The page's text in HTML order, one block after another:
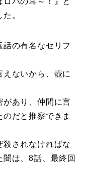
。
話の有名なセリフ
ないから、壺に
があり、仲間に言
だと推察できま
されなければな
は、8話、最終回